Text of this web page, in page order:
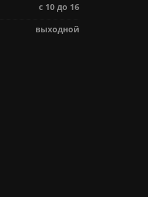
с 10 до 16
выходной